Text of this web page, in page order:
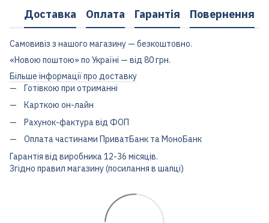
Доставка Оплата Гарантія Повернення
Самовивіз з нашого магазину — безкоштовно.
«Новою поштою» по Україні — від 80 грн.
Більше інформації про доставку
Готівкою при отриманні
Карткою он-лайн
Рахунок-фактура від ФОП
Оплата частинами ПриватБанк та МоноБанк
Гарантія від виробника 12-36 місяців.
Згідно правил магазину (посилання в шапці)